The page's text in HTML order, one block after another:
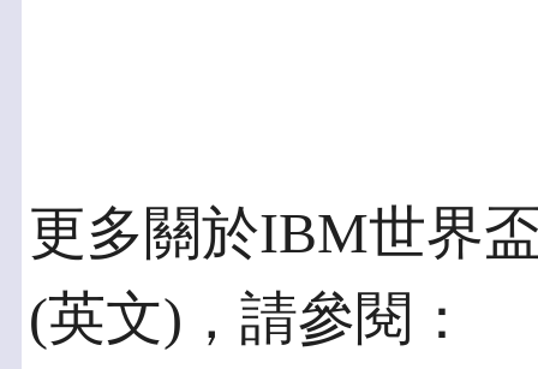
更多關於IBM世界
(英文)，請參閱：